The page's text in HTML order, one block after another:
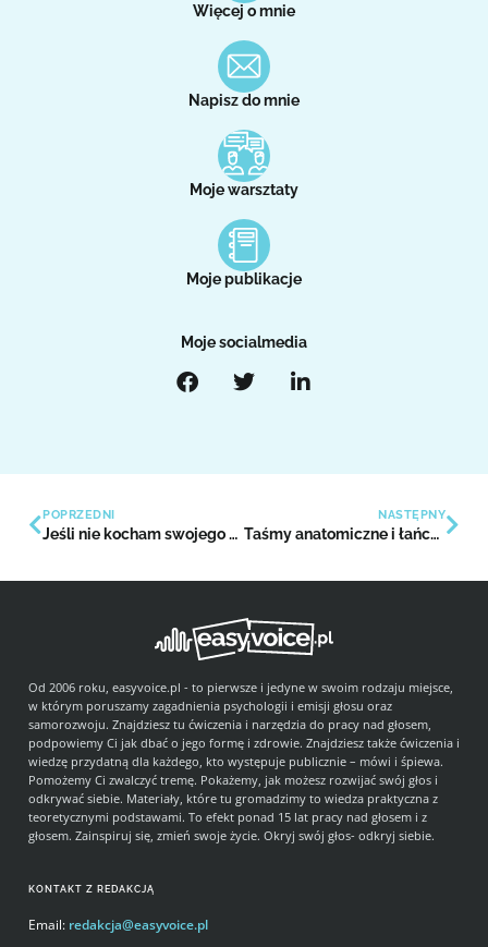
Więcej o mnie
Napisz do mnie
Moje warsztaty
Moje publikacje
Moje socialmedia
POPRZEDNI
Jeśli nie kocham swojego niedoskonałego głosu, to nie jest to prawdziwa miłość
NASTĘPNY
Taśmy anatomiczne i łańcuchy w ciele, czyli jesteśmy całością, część 2
KONTAKT Z REDAKCJĄ
Email: redakcja@easyvoice.pl
Od 2006 roku, easyvoice.pl - to pierwsze i jedyne w swoim rodzaju miejsce,
w którym poruszamy zagadnienia psychologii i emisji głosu oraz
samorozwoju. Znajdziesz tu ćwiczenia i narzędzia do pracy nad głosem,
podpowiemy Ci jak dbać o jego formę i zdrowie. Znajdziesz także ćwiczenia i
wiedzę przydatną dla każdego, kto występuje publicznie – mówi i śpiewa.
Pomożemy Ci zwalczyć tremę. Pokażemy, jak możesz rozwijać swój głos i
odkrywać siebie. Materiały, które tu gromadzimy to wiedza praktyczna z
teoretycznymi podstawami. To efekt ponad 15 lat pracy nad głosem i z
głosem. Zainspiruj się, zmień swoje życie. Okryj swój głos- odkryj siebie.